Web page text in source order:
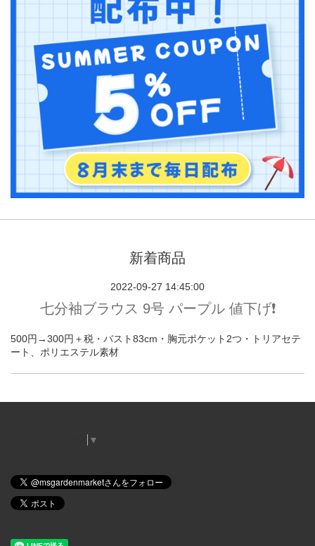
新着商品
2022-09-27 14:45:00
七分袖ブラウス 9号 パープル 値下げ❗️
500円→300円＋税・バスト83cm・胸元ポケット2つ・トリアセテ
ート、ポリエステル素材
▼